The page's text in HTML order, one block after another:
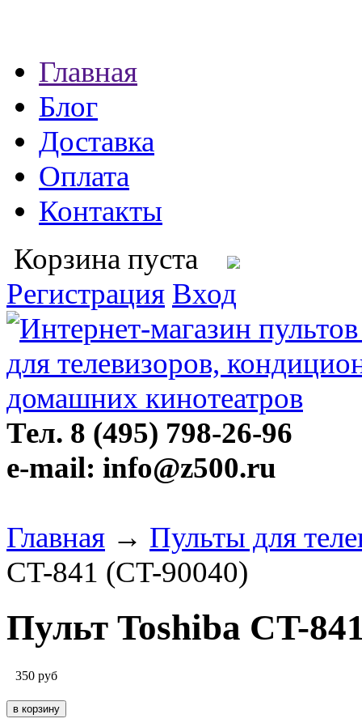
Главная
Блог
Доставка
Оплата
Контакты
Корзина пуста
Регистрация Вход
Тел. 8 (495) 798-26-96
e-mail: info@z500.ru
Главная → Пульты для
CT-841 (CT-90040)
Пульт Toshiba CT-
350 руб